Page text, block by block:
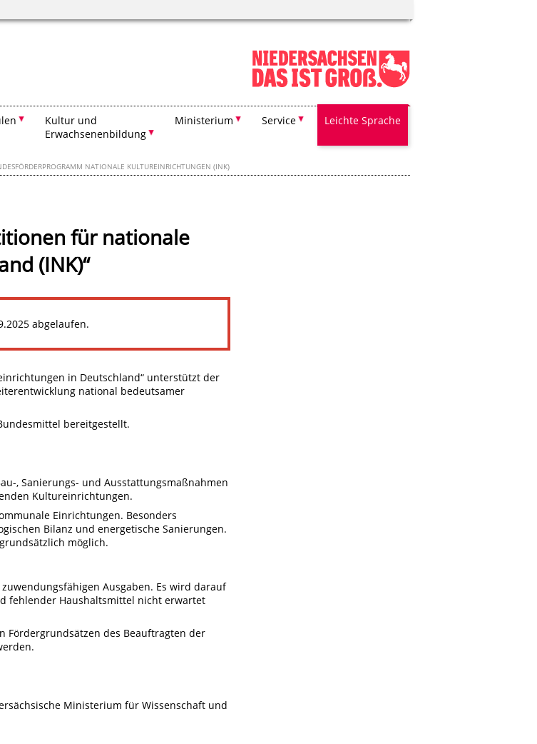
Kultur und
Erwachsenenbildung
Ministerium Service Leichte Sprache
NATIONALE KULTUREINRICHTUNGEN (INK)
für nationale
(INK)“
abgelaufen.
in Deutschland“ unterstützt der
national bedeutsamer
bereitgestellt.
, Sanierungs- und Ausstattungsmaßnahmen
Kultureinrichtungen.
Einrichtungen. Besonders
Bilanz und energetische Sanierungen.
möglich.
Ausgaben. Es wird darauf
fehlender Haushaltsmittel nicht erwartet
Fördergrundsätzen des Beauftragten der
Ministerium für Wissenschaft und